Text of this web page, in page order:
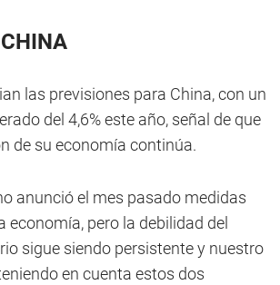
las previsiones para China, con un
del 4,6% este año, señal de que
de su economía continúa.
anunció el mes pasado medidas
economía, pero la debilidad del
sigue siendo persistente y nuestro
en cuenta estos dos